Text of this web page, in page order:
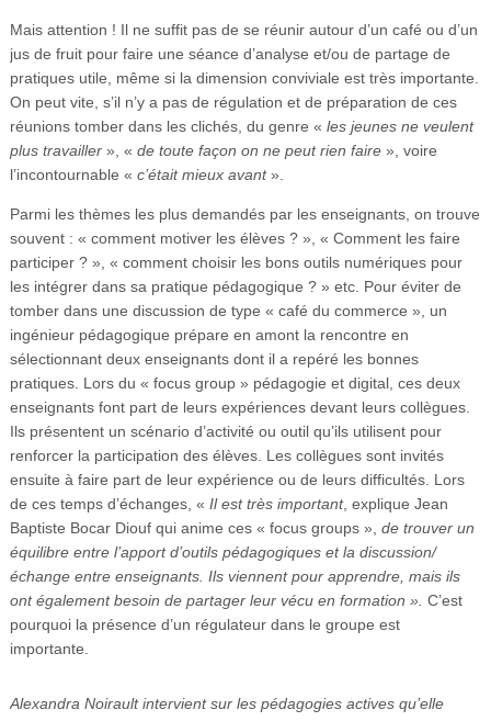
Mais attention ! Il ne suffit pas de se réunir autour d’un café ou d’un
jus de fruit pour faire une séance d’analyse et/ou de partage de
pratiques utile, même si la dimension conviviale est très importante.
On peut vite, s’il n’y a pas de régulation et de préparation de ces
réunions tomber dans les clichés, du genre « les jeunes ne veulent
plus travailler», « de toute façon on ne peut rien faire», voire
l’incontournable « c’était mieux avant».
Parmi les thèmes les plus demandés par les enseignants, on trouve
souvent : « comment motiver les élèves ? », « Comment les faire
participer ? », « comment choisir les bons outils numériques pour
les intégrer dans sa pratique pédagogique ? » etc. Pour éviter de
tomber dans une discussion de type « café du commerce », un
ingénieur pédagogique prépare en amont la rencontre en
sélectionnant deux enseignants dont il a repéré les bonnes
pratiques. Lors du « focus group » pédagogie et digital, ces deux
enseignants font part de leurs expériences devant leurs collègues.
Ils présentent un scénario d’activité ou outil qu’ils utilisent pour
renforcer la participation des élèves. Les collègues sont invités
ensuite à faire part de leur expérience ou de leurs difficultés. Lors
de ces temps d’échanges, « Il est très important, explique Jean
Baptiste Bocar Diouf qui anime ces « focus groups », de trouver un
équilibre entre l’apport d’outils pédagogiques et la discussion/
échange entre enseignants. Ils viennent pour apprendre, mais ils
ont également besoin de partager leur vécu en formation ». C’est
pourquoi la présence d’un régulateur dans le groupe est
importante.
Alexandra Noirault intervient sur les pédagogies actives qu’elle